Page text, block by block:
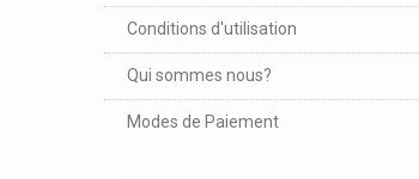
Conditions d'utilisation
Qui sommes nous?
Modes de Paiement